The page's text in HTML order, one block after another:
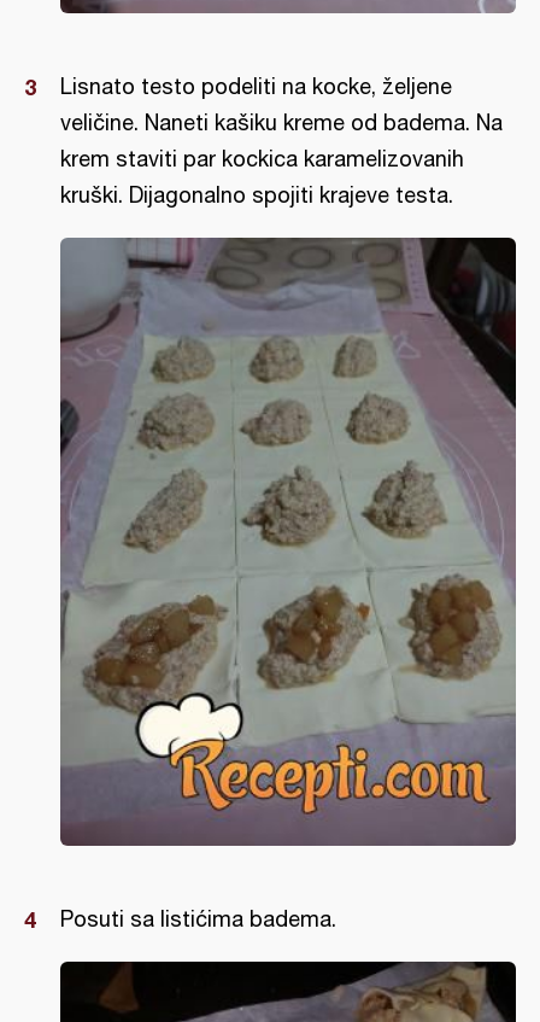
Lisnato testo podeliti na kocke, željene
veličine. Naneti kašiku kreme od badema. Na
krem staviti par kockica karamelizovanih
kruški. Dijagonalno spojiti krajeve testa.
Posuti sa listićima badema.